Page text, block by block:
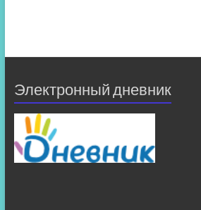
Электронный дневник